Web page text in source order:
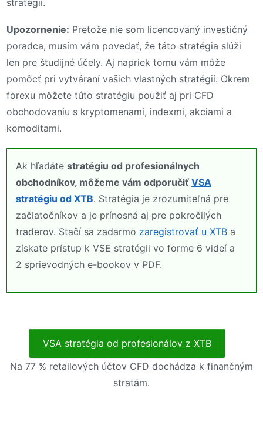
stratégií.
Upozornenie: Pretože nie som licencovaný investičný
poradca, musím vám povedať, že táto stratégia slúži
len pre študijné účely. Aj napriek tomu vám môže
pomôcť pri vytváraní vašich vlastných stratégií. Okrem
forexu môžete túto stratégiu použiť aj pri CFD
obchodovaniu s kryptomenami, indexmi, akciami a
komoditami.
Ak hľadáte stratégiu od profesionálnych
obchodníkov, môžeme vám odporučiť VSA
stratégiu od XTB. Stratégia je zrozumiteľná pre
začiatočníkov a je prínosná aj pre pokročilých
traderov. Stačí sa zadarmo zaregistrovať u XTB a
získate prístup k VSE stratégii vo forme 6 videí a
2 sprievodných e-bookov v PDF.
VSA stratégia od profesionálov z XTB
Na 77 % retailových účtov CFD dochádza k finančným
stratám.